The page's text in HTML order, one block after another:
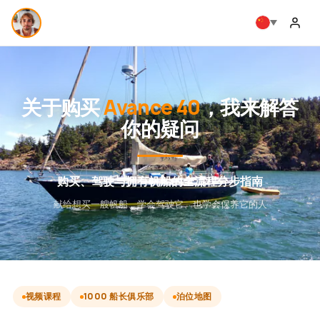
关于购买Avance 40，我来解答
你的疑问
购买、驾驶与拥有帆船的全流程分步指南
献给想买一艘帆船、学会驾驶它、也学会保养它的人
视频课程 1000 船长俱乐部 泊位地图